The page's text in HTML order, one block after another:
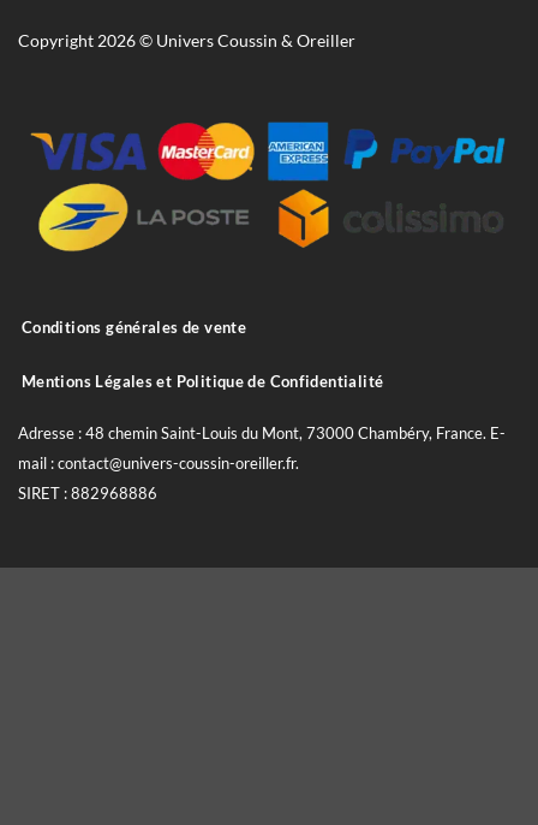
Copyright 2026 © Univers Coussin & Oreiller
Conditions générales de vente
Mentions Légales et Politique de Confidentialité
Adresse : 48 chemin Saint-Louis du Mont, 73000 Chambéry, France. E-
mail : contact@univers-coussin-oreiller.fr.
SIRET : 882968886